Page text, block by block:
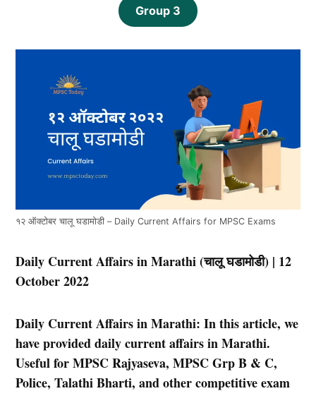
Group 3
१२ ऑक्टोबर चालू घडामोडी – Daily Current Affairs for MPSC Exams
Daily Current Affairs in Marathi (चालू घडामोडी) | 12
October 2022
Daily Current Affairs in Marathi: In this article, we
have provided daily current affairs in Marathi.
Useful for MPSC Rajyaseva, MPSC Grp B & C,
Police, Talathi Bharti, and other competitive exam